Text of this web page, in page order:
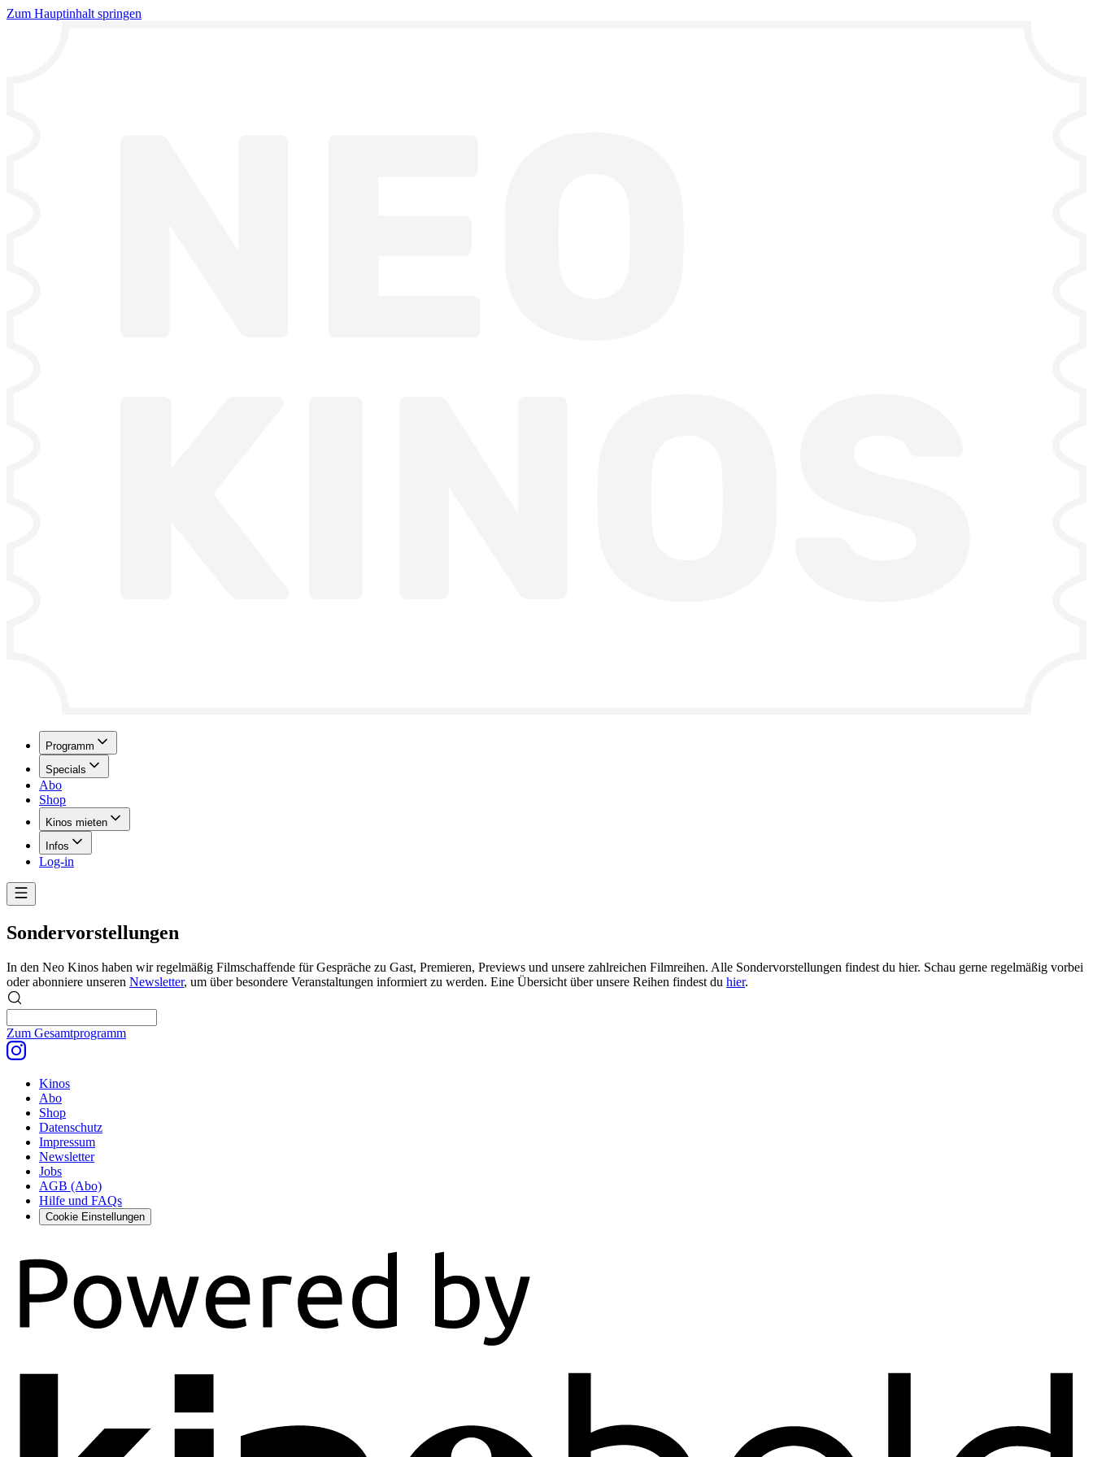
Zum Hauptinhalt springen
Programm
Specials
Abo
Shop
Kinos mieten
Infos
Log-in
Sondervorstellungen
In den Neo Kinos haben wir regelmäßig Filmschaffende für Gespräche zu Gast, Premieren, Previews und unsere zahlreichen Filmreihen. Alle Sondervorstellungen findest du hier. Schau gerne regelmäßig vorbei
oder abonniere unseren Newsletter, um über besondere Veranstaltungen informiert zu werden. Eine Übersicht über unsere Reihen findest du hier.
Zum Gesamtprogramm
Kinos
Abo
Shop
Datenschutz
Impressum
Newsletter
Jobs
AGB (Abo)
Hilfe und FAQs
Cookie Einstellungen